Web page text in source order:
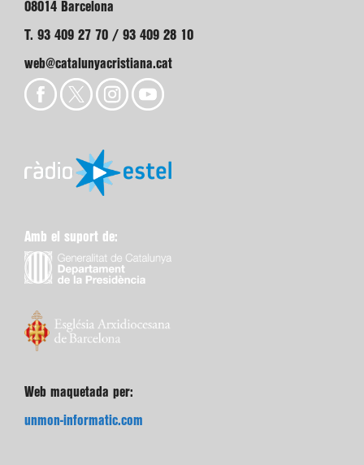
08014 Barcelona
T. 93 409 27 70 / 93 409 28 10
web@catalunyacristiana.cat
Amb el suport de:
Web maquetada per:
unmon-informatic.com